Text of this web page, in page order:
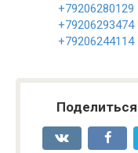
+79206280129
+79206293474
+79206244114